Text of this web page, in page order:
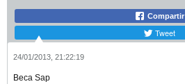
Compartir
Tweet
24/01/2013, 21:22:19
Beca Sap